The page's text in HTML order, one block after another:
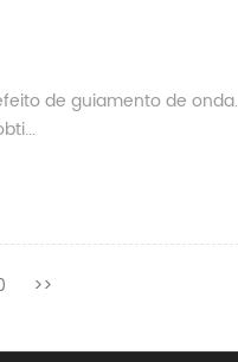
de guiamento de onda.
>>